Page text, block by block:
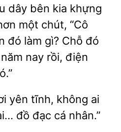
dây
kia khựng
một
“Cô
đó làm gì? Chỗ đó
năm nay rồi, điện
yên tĩnh, không ai
đồ đạc cá nhân.”